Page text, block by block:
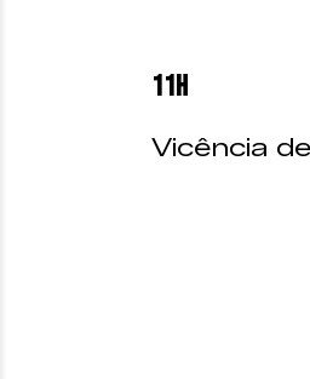
11h
Vicência